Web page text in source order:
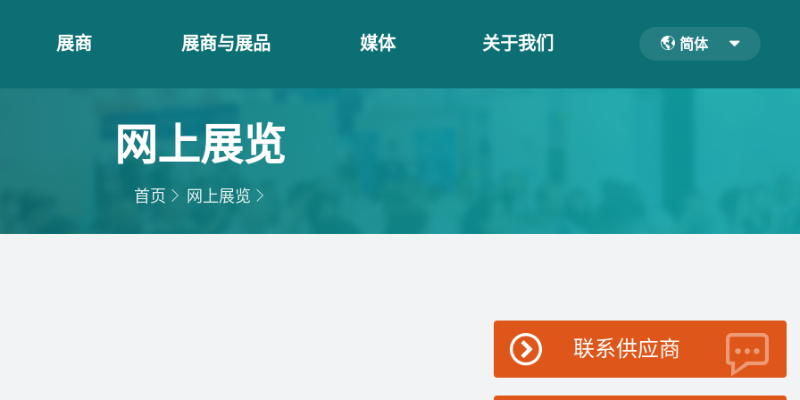
展商 展商与展品 媒体 关于我们 简体
网上展览
首页 网上展览
联系供应商